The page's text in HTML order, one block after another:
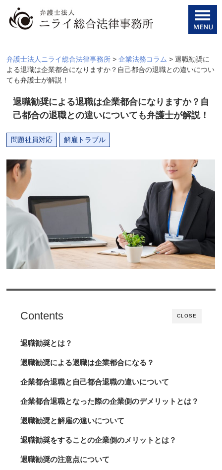
弁護士法人ニライ総合法律事務所 >企業法務コラム >退職勧奨に
よる退職は企業都合になりますか？自己都合の退職との違いについ
ても弁護士が解説！
退職勧奨による退職は企業都合になりますか？自
己都合の退職との違いについても弁護士が解説！
問題社員対応 解雇トラブル
CLOSE
Contents
退職勧奨とは？
退職勧奨による退職は企業都合になる？
企業都合退職と自己都合退職の違いについて
企業都合退職となった際の企業側のデメリットとは？
退職勧奨と解雇の違いについて
退職勧奨をすることの企業側のメリットとは？
退職勧奨の注意点について